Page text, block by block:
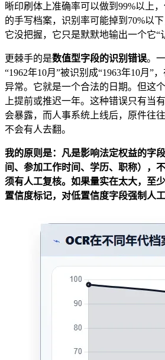
晰印刷体上准确率可以做到99%以上
的手写档案，识别率可能掉到70%以
它没把握，它只是默默地输出一个它“
更棘手的是数值型字段的识别错误。
“1962年10月”被识别成“1963年10月”
异常。它就是一个合法的日期。但这
上提前或推迟一年。这种错误只有当
会暴露，而人事系统上线后，原件往
不会有人去翻。
我的原则是：凡是影响法定权益的字
间、参加工作时间、学历、职称），
须有人工复核。如果量实在太大，至
置信度标记，对低置信度字段强制人工